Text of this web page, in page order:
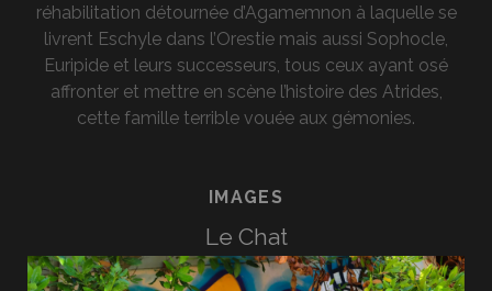
réhabilitation détournée d’Agamemnon à laquelle se
livrent Eschyle dans l’Orestie mais aussi Sophocle,
Euripide et leurs successeurs, tous ceux ayant osé
affronter et mettre en scène l’histoire des Atrides,
cette famille terrible vouée aux gémonies.
IMAGES
Le Chat